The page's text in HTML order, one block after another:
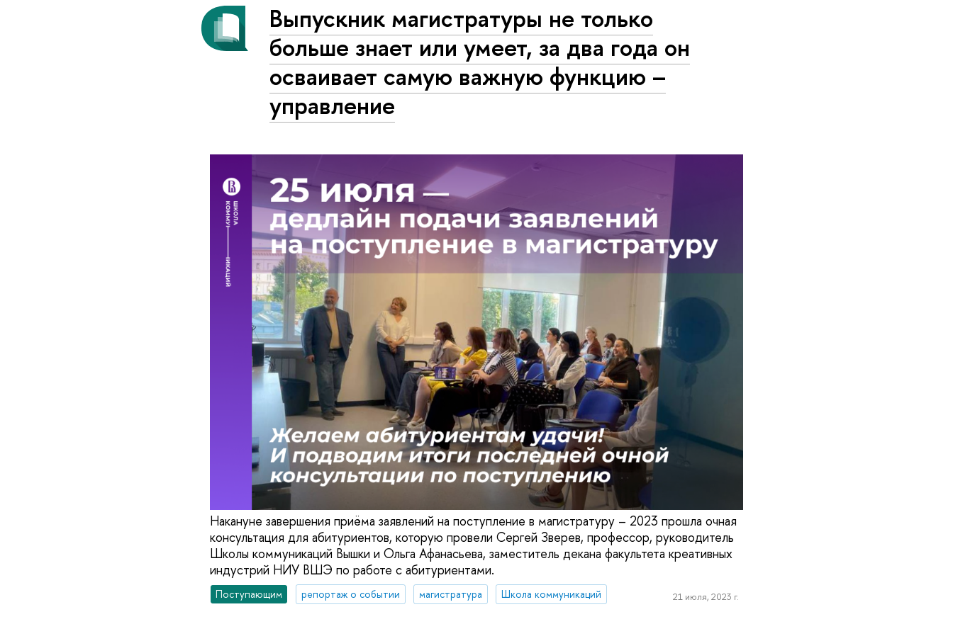
Выпускник магистратуры не только
больше знает или умеет, за два года он
осваивает самую важную функцию –
управление
Накануне завершения приёма заявлений на поступление в магистратуру – 2023 прошла очная
консультация для абитуриентов, которую провели Сергей Зверев, профессор, руководитель
Школы коммуникаций Вышки и Ольга Афанасьева, заместитель декана факультета креативных
индустрий НИУ ВШЭ по работе с абитуриентами.
Поступающим репортаж о событии магистратура Школа коммуникаций 21 июля, 2023 г.